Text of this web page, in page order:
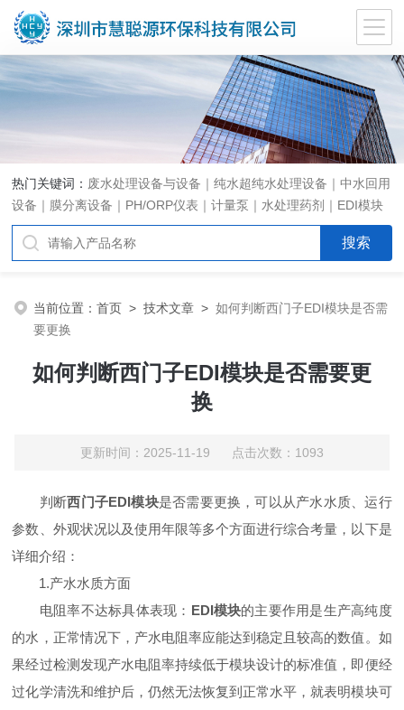
热门关键词： 废水处理设备与设备｜纯水超纯水处理设备｜中水回用
设备｜膜分离设备｜PH/ORP仪表｜计量泵｜水处理药剂｜EDI模块
代理｜EDI模块维修
当前位置：首页 >技术文章 >如何判断西门子EDI模块是否需
要更换
如何判断西门子EDI模块是否需要更
换
更新时间：2025-11-19 点击次数：1093
判断西门子EDI模块是否需要更换，可以从产水水质、运行
参数、外观状况以及使用年限等多个方面进行综合考量，以下是
详细介绍：
1.产水水质方面
电阻率不达标具体表现： EDI模块的主要作用是生产高纯度
的水，正常情况下，产水电阻率应能达到稳定且较高的数值。如
果经过检测发现产水电阻率持续低于模块设计的标准值，即便经
过化学清洗和维护后，仍然无法恢复到正常水平，就表明模块可